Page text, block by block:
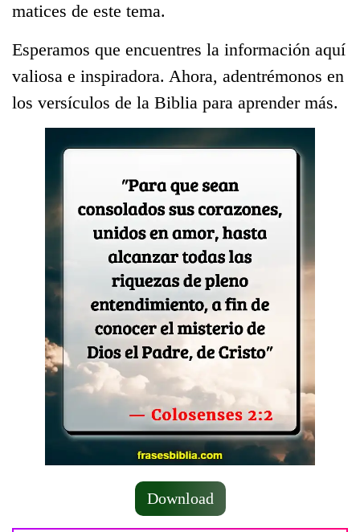
matices de este tema.
Esperamos que encuentres la información aquí
valiosa e inspiradora. Ahora, adentrémonos en
los versículos de la Biblia para aprender más.
Download